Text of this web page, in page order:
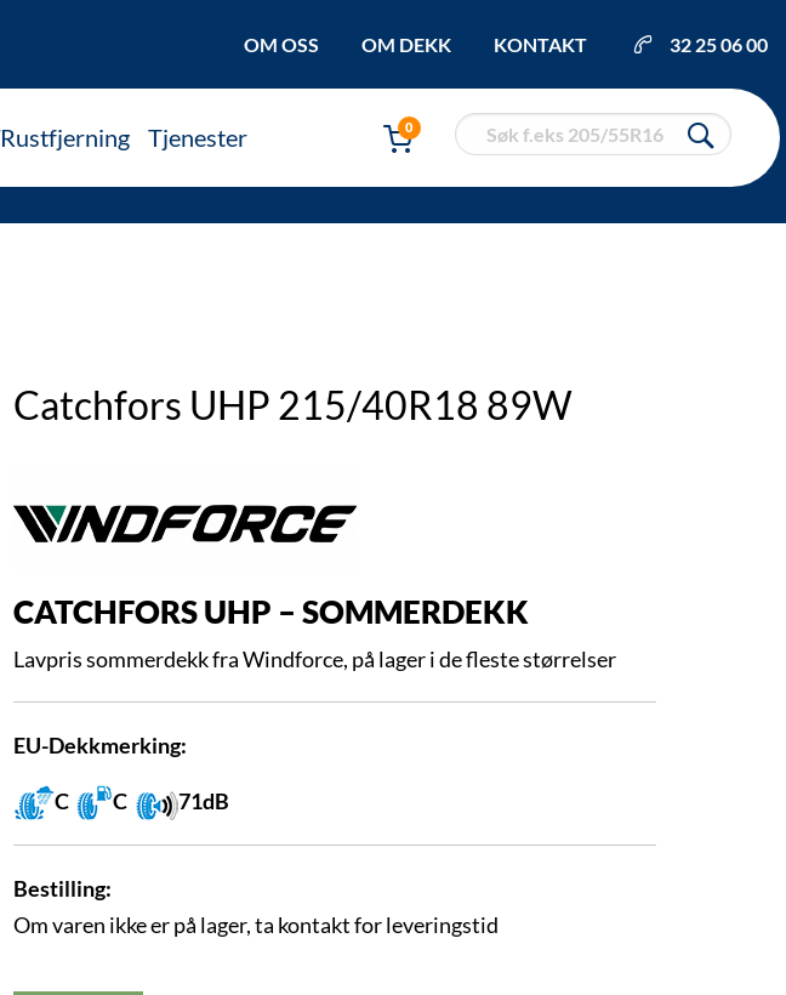
OM OSS OM DEKK KONTAKT 32 25 06 00
Tjenester 0
Catchfors UHP 215/40R18 89W
CATCHFORS UHP – SOMMERDEKK
Lavpris sommerdekk fra Windforce, på lager i de fleste størrelser
EU-Dekkmerking:
C C 71dB
Bestilling:
Om varen ikke er på lager, ta kontakt for leveringstid